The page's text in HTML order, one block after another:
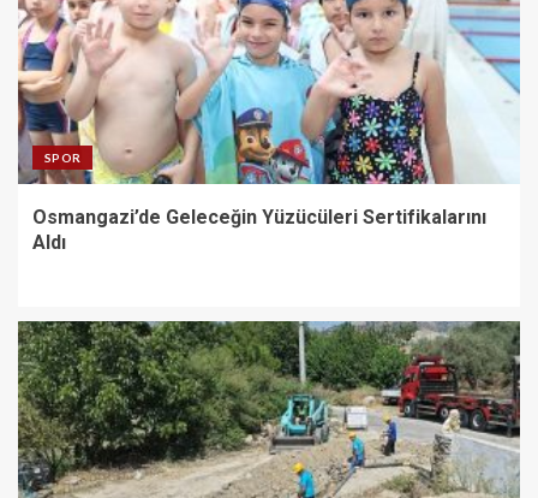
SPOR
Osmangazi’de Geleceğin Yüzücüleri Sertifikalarını
Aldı